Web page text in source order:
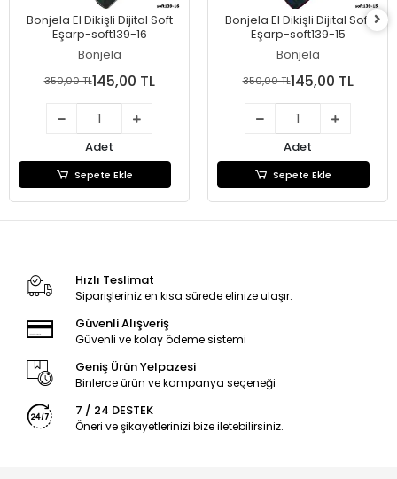
Bonjela El Dikişli Dijital Soft
Eşarp-soft139-16
Bonjela
350,00 TL145,00 TL
Adet
Sepete Ekle
Bonjela El Dikişli Dijital Soft
Eşarp-soft139-15
Bonjela
350,00 TL145,00 TL
Adet
Sepete Ekle
Hızlı Teslimat
Siparişleriniz en kısa sürede elinize ulaşır.
Güvenli Alışveriş
Güvenli ve kolay ödeme sistemi
Geniş Ürün Yelpazesi
Binlerce ürün ve kampanya seçeneği
7 / 24 DESTEK
Öneri ve şikayetlerinizi bize iletebilirsiniz.